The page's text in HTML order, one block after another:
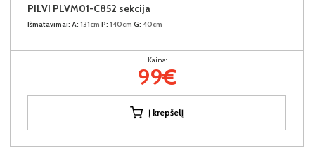
PILVI PLVM01-C852 sekcija
Išmatavimai: A: 131cm P: 140cm G: 40cm
Kaina:
99€
Į krepšelį